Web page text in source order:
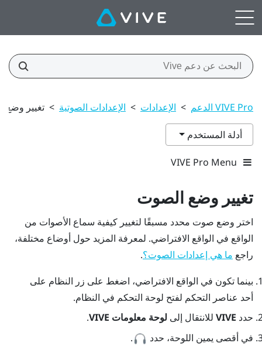
VIVE Pro الدعم > الإعدادات > الإعدادات الصوتية > تغيير وضع
أدلة المستخدم
VIVE Pro Menu
تغيير وضع الصوت
اختر وضع صوت محدد مسبقًا لتغيير كيفية سماع الأصوات من
الواقع في الواقع الافتراضي. لمعرفة المزيد حول أوضاع مختلفة،
راجع ما هي إعدادات الصوت؟.
بينما تكون في الواقع الافتراضي، اضغط على زر النظام على
أحد عناصر التحكم لفتح لوحة التحكم في النظام.
حدد VIVE للانتقال إلى لوحة معلومات VIVE
.
في أقصى يمين اللوحة، حدد
.